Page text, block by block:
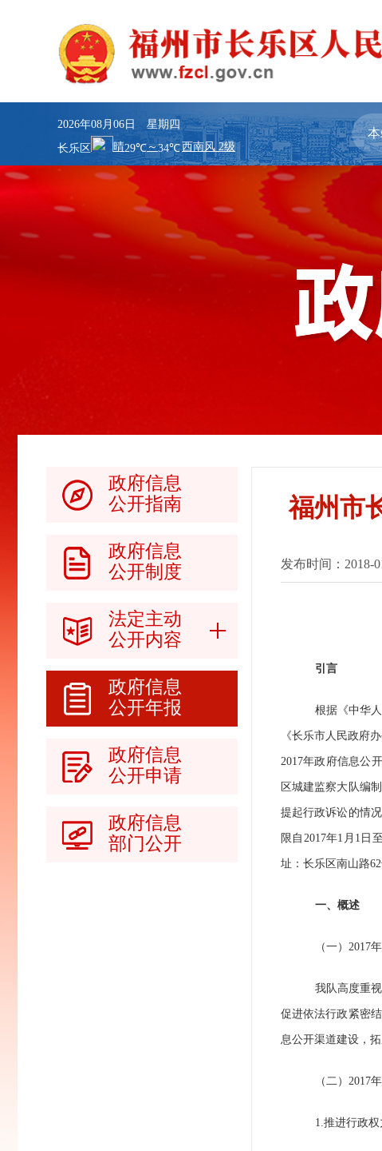
2026年08月06日 星期四
长乐区
政府信息
公开指南
政府信息
公开制度
法定主动
公开内容
政府信息
公开年报
政府信息
公开申请
政府信息
部门公开
福州市
发布时间：2018-
引言
根据《中华
《长乐市人民政府
2017年政府信息公
区城建监察大队编
提起行政诉讼的情
限自 2017年1 月 1 日
址：长乐区南山路62
一、概述
（一） 2017
我队高度重
促进依法行政紧密
息公开渠道建设，
（二） 2017
1.推进行政